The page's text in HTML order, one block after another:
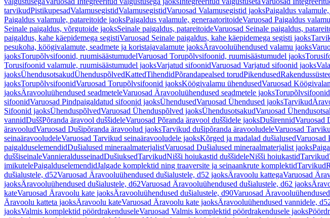
tarvikudPistikupesadValamusegistidValamusegistidVaruosad Valamusegistid jaoksPaigaldus
Paigaldus valamule, patareitoide jaoksPaigaldus valamule, generaatoritoideVaruosad Paigaldus
Seinale paigaldus, võrgutoide jaoksSeinale paigaldus, patareitoideVaruosad Seinale paigaldus,
paigaldus, kahe käepidemega segistiVaruosad Seinale paigaldus, kahe käepidemega segisti jaoks
pesukoha, köögivalamute, seadmete ja koristajavalamute jaoksÄravooluühendused valamu jaoks
jaoksTorupõlvsifoonid, ruumisäästumudelVaruosad Torupõlvsifoonid, ruumisäästumudel jaoks
Torusifoonid valamule, ruumisäästumudel jaoksVarjatud sifoonidVaruosad Varjatud sifoonid jaoks
jaoksÜhendusotsakudÜhenduspõlvedKattedTihendidPõrandapealsed torudPikendused
jaoksTorupõlvsifoonidVaruosad Torupõlvsifoonid jaoksKöögivalamu ühendusedVaruosad
jaoksÄravooluühendused seadmeteleVaruosad Äravooluühendused seadmetele jaoksTorupõlvsifoonid
sifoonidVaruosad Pindpaigaldatud sifoonid jaoksÜhendusedVaruosad Ühendused jaoksTarvikud
Sifoonid jaoksÜhenduspõlvedVaruosad Ühenduspõlved jaoksÜhendusotsakudVaruosad
vannidDuššPõranda äravool duššideleVaruosad Põranda äravool duššidele jaoksDuširennidVaruosad
äravooludVaruosad Dušipõranda äravoolud jaoksTarvikud dušipõranda äravooludeleVaruosad
seinaäravooludeleVaruosad Tarvikud seinaäravooludele jaoksKõrged ja madalad dušialusedVaruosad
paigalduselemendidDušialused mineraalmaterjalistVaruosad Dušialused mineraalmaterjalist jaoks
duššiseinaleVannieraldusseinadDušiuksedTarvikudNišši hoiukastid duššideleNišši hoiukastidTarvikud
imikutelePaigalduselemendidJalgade komplektid ning traaversite ja seinaankrute komplektidTarvikud
dušialustele, d52Varuosad Äravooluühendused dušialustele, d52 jaoksÄravoolu kattegaVaruosad
jaoksÄravooluühendused dušialustele, d62Varuosad Äravooluühendused dušialustele, d62 jaoks
kateVaruosad Äravoolu kate jaoksÄravooluühendused dušialustele, d90Varuosad
Äravoolu katteta jaoksÄravoolu kateVaruosad Äravoolu kate jaoksÄravooluühendused vannidele,
jaoksValmis komplektid pöördrakenduseleVaruosad Valmis komplektid pöördrakendusele jaoks